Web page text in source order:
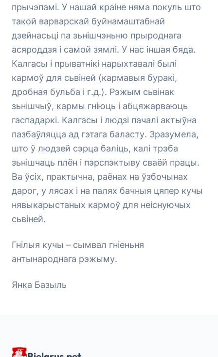
прычэпамі. У нашай краіне няма покуль што
такой варварскай буйнамаштабнай
дзейнасьці па зьнішчэньню прыроднага
асяроддзя і самой зямлі. У нас іншая бяда.
Калгасы і прыватнікі нарыхтавалі былі
кармоў для сьвіней (кармавыя буракі,
дробная бульба і г.д.). Рэжым сьвінак
зьнішчыў, кармы гніюць і абцяжарваюць
гаспадаркі. Калгасы і людзі пачалі актыўна
пазбаўляцца ад гэтага баласту. Зразумела,
што ў людзей сэрца баліць, калі трэба
зьнішчаць плён і пэрспэктыву сваёй працы.
Ва ўсіх, практычна, раёнах на ўзбочынах
дарог, у лясах і на палях бачныя цяпер кучы
нявыкарыстаных кармоў для неіснуючых
сьвіней.
Гнілыя кучы – сымвал гніеньня
антынароднага рэжыму.
Янка Базыль